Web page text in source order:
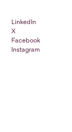
LinkedIn
X
Facebook
Instagram